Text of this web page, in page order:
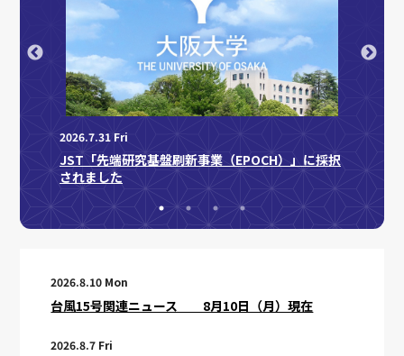
2026.7.31 Fri
JST「先端研究基盤刷新事業（EPOCH）」に採択
されました
ンポ
2026.8.10 Mon
台風15号関連ニュース 8月10日（月）現在
2026.8.7 Fri